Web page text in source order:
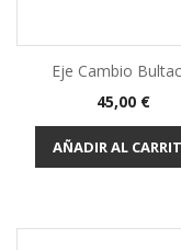
Eje Cambio
Precio
45,00 €
AÑADIR AL